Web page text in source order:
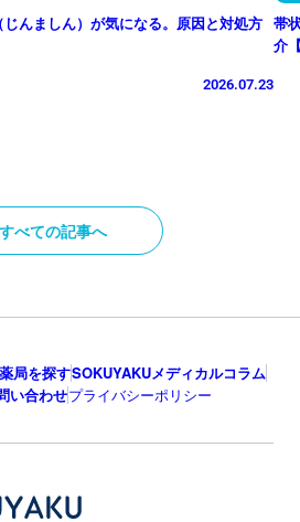
んましん）が気になる。原因と対処方
2026.07.23
帯
介
すべての記事へ
薬局を探すSOKUYAKUメディカルコラム
い合わせプライバシーポリシー